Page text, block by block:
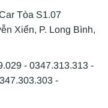
Tòa S1.07
Xiển, P. Long Bình,
- 0347.313.313 -
-